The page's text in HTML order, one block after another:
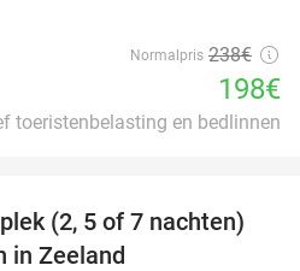
Normalpris 238€
198€
toeristenbelasting en bedlinnen
35%
(2, 5 of 7 nachten)
in Zeeland